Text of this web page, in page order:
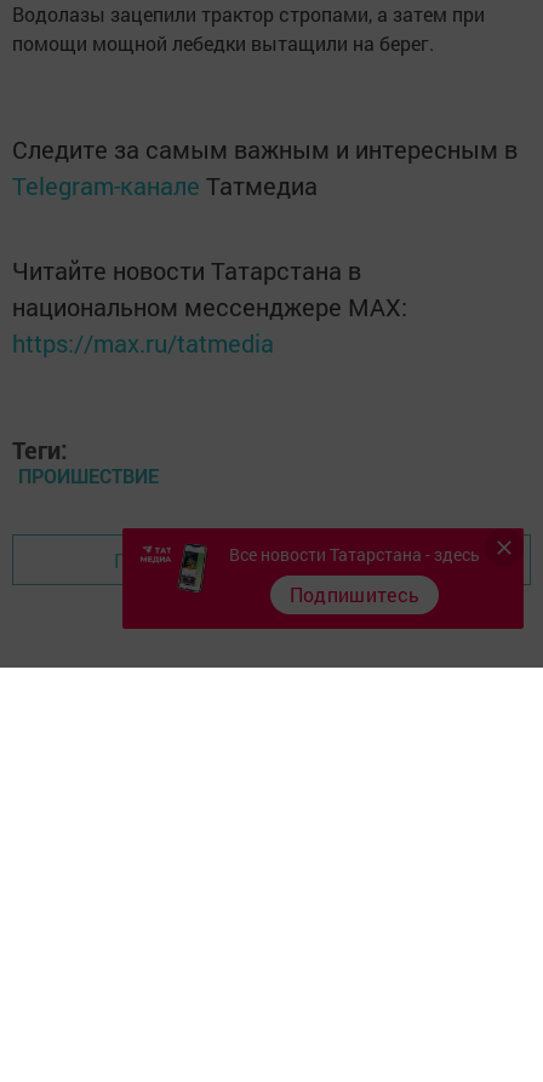
Водолазы зацепили трактор стропами, а затем при
помощи мощной лебедки вытащили на берег.
Следите за самым важным и интересным в
Telegram-канале Татмедиа
Читайте новости Татарстана в
национальном мессенджере MАХ:
https://max.ru/tatmedia
Теги:
ПРОИШЕСТВИЕ
Перейти на страницу новости
Все новости Татарстана - здесь
Подпишитесь